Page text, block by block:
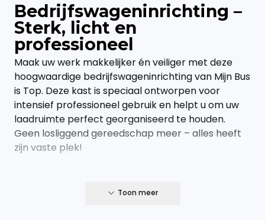
Bedrijfswageninrichting –
Sterk, licht en
professioneel
Maak uw werk makkelijker én veiliger met deze
hoogwaardige bedrijfswageninrichting van Mijn Bus
is Top. Deze kast is speciaal ontworpen voor
intensief professioneel gebruik en helpt u om uw
laadruimte perfect georganiseerd te houden.
Geen losliggend gereedschap meer – alles heeft
zijn vaste plek!
Toon meer